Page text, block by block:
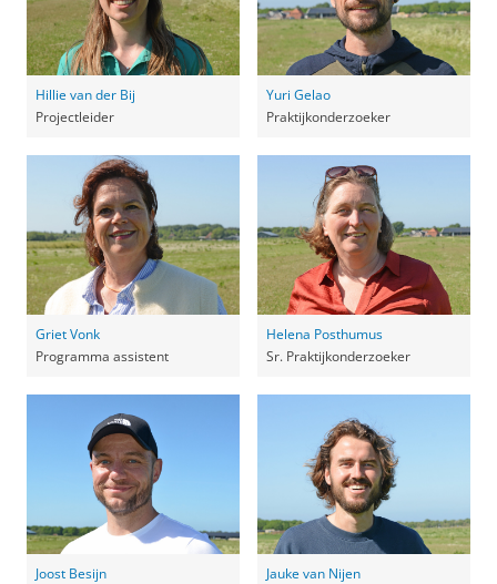
Hillie van der Bij
Projectleider
Yuri Gelao
Praktijkonderzoeker
Griet Vonk
Programma assistent
Helena Posthumus
Sr. Praktijkonderzoeker
Joost Besijn
Jauke van Nijen